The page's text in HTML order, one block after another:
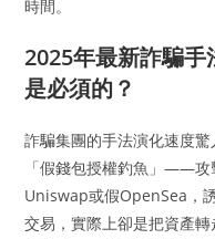
時間。
2025年最新詐騙
是必須的？
詐騙集團的手法演化速度
「假錢包授權釣魚」——攻
Uniswap或假OpenSea，
交易，實際上卻是把資產